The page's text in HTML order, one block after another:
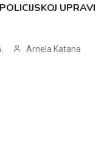
UPRAVI
Arnela Katana